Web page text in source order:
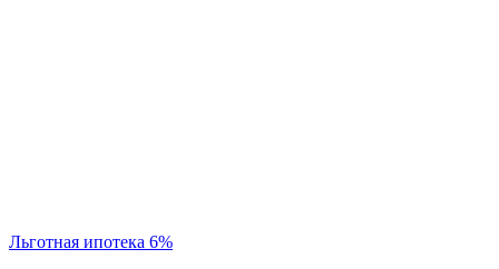
Льготная ипотека 6%